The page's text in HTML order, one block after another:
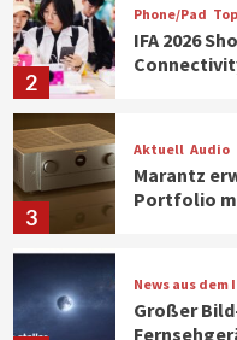
2
Phone/Pad
IFA 2026
3
Aktuell Audio
Marantz
Portfolio
News aus
Großer